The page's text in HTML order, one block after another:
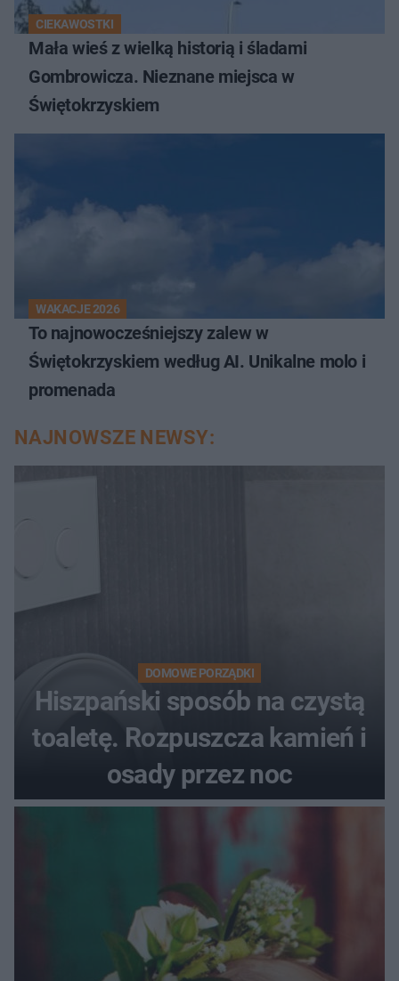
CIEKAWOSTKI
Mała wieś z wielką historią i śladami
Gombrowicza. Nieznane miejsca w
Świętokrzyskiem
WAKACJE 2026
To najnowocześniejszy zalew w
Świętokrzyskiem według AI. Unikalne molo i
promenada
NAJNOWSZE NEWSY:
DOMOWE PORZĄDKI
Hiszpański sposób na czystą
toaletę. Rozpuszcza kamień i
osady przez noc